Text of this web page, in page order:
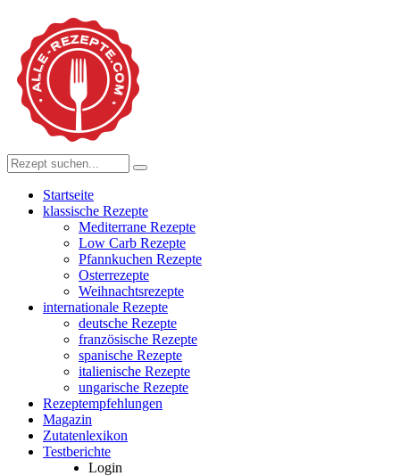
Startseite
klassische Rezepte
Mediterrane Rezepte
Low Carb Rezepte
Pfannkuchen Rezepte
Osterrezepte
Weihnachtsrezepte
internationale Rezepte
deutsche Rezepte
französische Rezepte
spanische Rezepte
italienische Rezepte
ungarische Rezepte
Rezeptempfehlungen
Magazin
Zutatenlexikon
Testberichte
Login